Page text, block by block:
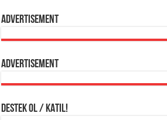
Advertisement
Advertisement
DESTEK OL / KATIL!